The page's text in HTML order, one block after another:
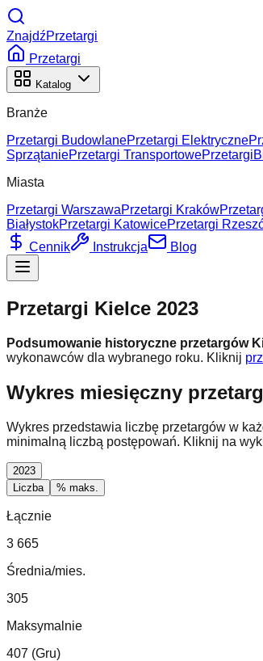
ZnajdźPrzetargi
Przetargi
Katalog
Branże
Przetargi BudowlanePrzetargi Elektryczne
SprzątaniePrzetargi TransportowePrzetargi
Miasta
Przetargi WarszawaPrzetargi Kraków
BiałystokPrzetargi KatowicePrzetargi
Cennik
Instrukcja Blog
Przetargi Kielce 2023
Podsumowanie historyczne przetargów
wykonawców dla wybranego roku. Kliknij
Wykres miesięczny
Wykres przedstawia liczbę przetargów w
minimalną liczbą postępowań. Kliknij na
2023
Liczba
% maks.
Łącznie
3 665
Średnia/mies.
305
Maksymalnie
407 (Gru)